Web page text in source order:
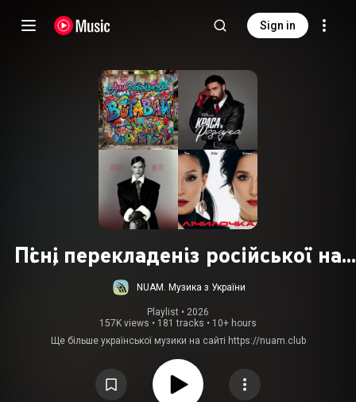
Sign in
Пісні, перекладені з російської на
українську
NUAM. Музика з України
Playlist • 2026
157K views • 181 tracks • 10+ hours
Ще більше української музики на сайті https://nuam.club